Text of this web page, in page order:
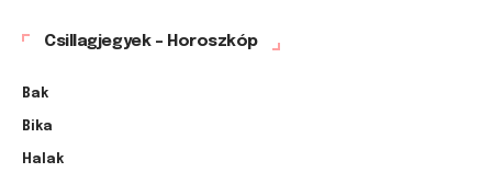
Csillagjegyek – Horoszkóp
Bak
Bika
Halak